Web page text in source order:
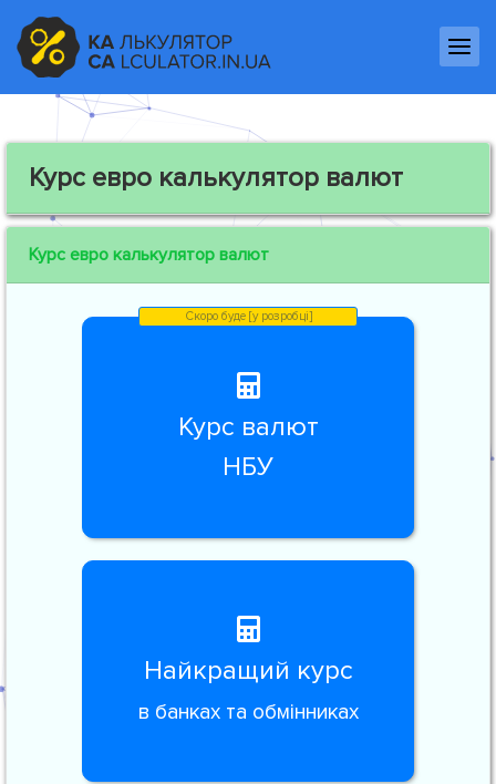
Курс евро калькулятор валют
Курс евро калькулятор валют
Курс валют
НБУ
Найкращий курс
в банках та обмінниках